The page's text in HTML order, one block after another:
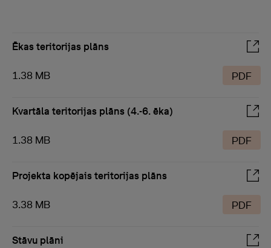
Ēkas teritorijas plāns
1.38 MB PDF
Kvartāla teritorijas plāns (4.-6. ēka)
1.38 MB PDF
Projekta kopējais teritorijas plāns
3.38 MB PDF
Stāvu plāni